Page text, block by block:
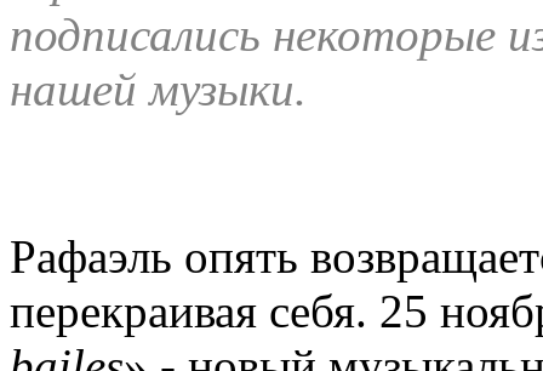
подписались некоторые
нашей музыки.
Рафаэль опять
перекраивая себя. 25